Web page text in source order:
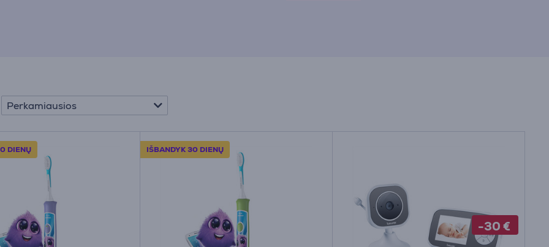
Perkamiausios
DIENŲ IŠBANDYK 30 DIENŲ
-30 €